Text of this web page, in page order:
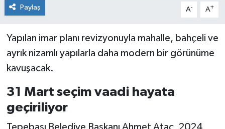
Paylaş A- A+
Yapılan imar planı revizyonuyla mahalle, bahçeli ve
ayrık nizamlı yapılarla daha modern bir görünüme
kavuşacak.
31 Mart seçim vaadi hayata
geçiriliyor